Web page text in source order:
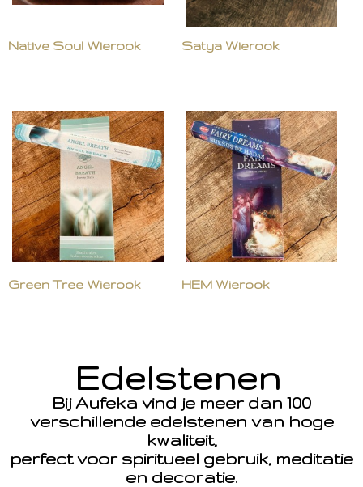
Native Soul Wierook Satya Wierook
Green Tree Wierook HEM Wierook
Edelstenen
Bij Aufeka vind je meer dan 100
verschillende edelstenen van hoge
kwaliteit,
perfect voor spiritueel gebruik, meditatie
en decoratie.